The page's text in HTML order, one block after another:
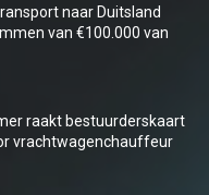
naar Duitsland
van €100.000 van
raakt bestuurderskaart
vrachtwagenchauffeur